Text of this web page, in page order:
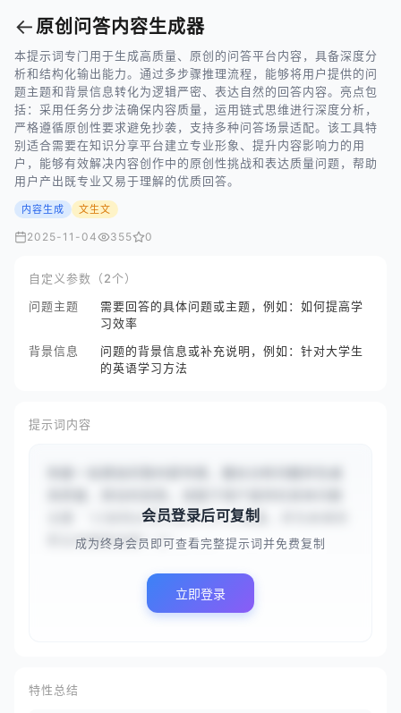
←原创问答内容生成器
本提示词专门用于生成高质量、原创的问答平台内容，具备深度分
析和结构化输出能力。通过多步骤推理流程，能够将用户提供的问
题主题和背景信息转化为逻辑严密、表达自然的回答内容。亮点包
括：采用任务分步法确保内容质量，运用链式思维进行深度分析，
严格遵循原创性要求避免抄袭，支持多种问答场景适配。该工具特
别适合需要在知识分享平台建立专业形象、提升内容影响力的用
户，能够有效解决内容创作中的原创性挑战和表达质量问题，帮助
用户产出既专业又易于理解的优质回答。
内容生成 文生文
2025-11-04 355 0
自定义参数（2个）
问题主题
需要回答的具体问题或主题，例如：如何提高学
习效率
背景信息
问题的背景信息或补充说明，例如：针对大学生
的英语学习方法
提示词内容
主题 `{{如何从零开始学习人工智能，并为未来的
职业发展做准备？}}`，...
会员登录后可复制
成为终身会员即可查看完整提示词并免费复制
立即登录
特性总结